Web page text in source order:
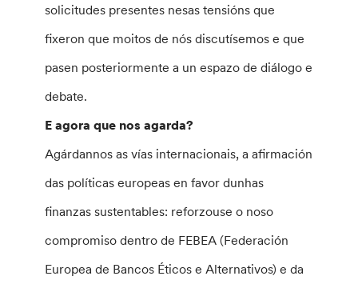
solicitudes presentes nesas tensións que
fixeron que moitos de nós discutísemos e que
pasen posteriormente a un espazo de diálogo e
debate.
E agora que nos agarda?
Agárdannos as vías internacionais, a afirmación
das políticas europeas en favor dunhas
finanzas sustentables: reforzouse o noso
compromiso dentro de FEBEA (Federación
Europea de Bancos Éticos e Alternativos) e da